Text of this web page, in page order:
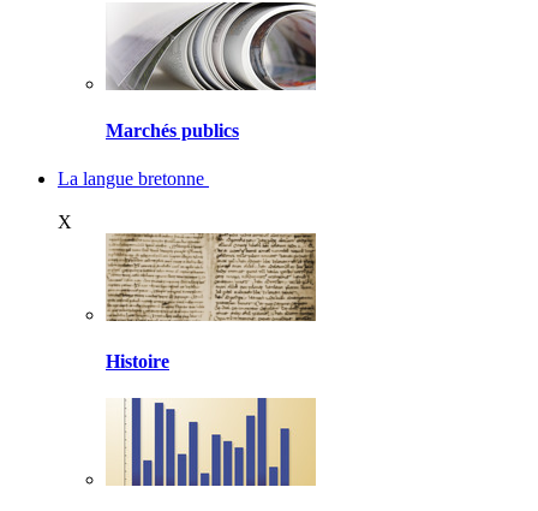
Marchés publics
La langue bretonne
X
Histoire